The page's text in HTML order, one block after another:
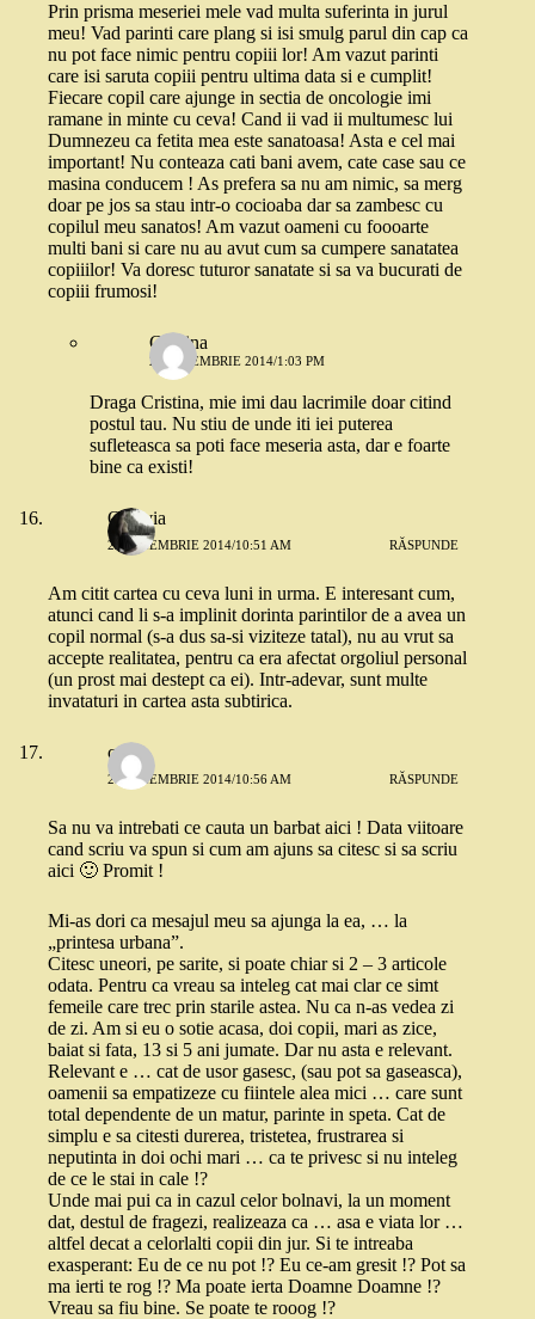
Prin prisma meseriei mele vad multa suferinta in jurul
meu! Vad parinti care plang si isi smulg parul din cap ca
nu pot face nimic pentru copiii lor! Am vazut parinti
care isi saruta copiii pentru ultima data si e cumplit!
Fiecare copil care ajunge in sectia de oncologie imi
ramane in minte cu ceva! Cand ii vad ii multumesc lui
Dumnezeu ca fetita mea este sanatoasa! Asta e cel mai
important! Nu conteaza cati bani avem, cate case sau ce
masina conducem ! As prefera sa nu am nimic, sa merg
doar pe jos sa stau intr-o cocioaba dar sa zambesc cu
copilul meu sanatos! Am vazut oameni cu foooarte
multi bani si care nu au avut cum sa cumpere sanatatea
copiiilor! Va doresc tuturor sanatate si sa va bucurati de
copiii frumosi!
Cristina
25 NOIEMBRIE 2014/1:03 PM
Draga Cristina, mie imi dau lacrimile doar citind
postul tau. Nu stiu de unde iti iei puterea
sufleteasca sa poti face meseria asta, dar e foarte
bine ca existi!
Octavia
25 NOIEMBRIE 2014/10:51 AM RĂSPUNDE
Am citit cartea cu ceva luni in urma. E interesant cum,
atunci cand li s-a implinit dorinta parintilor de a avea un
copil normal (s-a dus sa-si viziteze tatal), nu au vrut sa
accepte realitatea, pentru ca era afectat orgoliul personal
(un prost mai destept ca ei). Intr-adevar, sunt multe
invataturi in cartea asta subtirica.
cristi
25 NOIEMBRIE 2014/10:56 AM RĂSPUNDE
Sa nu va intrebati ce cauta un barbat aici ! Data viitoare
cand scriu va spun si cum am ajuns sa citesc si sa scriu
aici 🙂 Promit !
Mi-as dori ca mesajul meu sa ajunga la ea, … la
„printesa urbana”.
Citesc uneori, pe sarite, si poate chiar si 2 – 3 articole
odata. Pentru ca vreau sa inteleg cat mai clar ce simt
femeile care trec prin starile astea. Nu ca n-as vedea zi
de zi. Am si eu o sotie acasa, doi copii, mari as zice,
baiat si fata, 13 si 5 ani jumate. Dar nu asta e relevant.
Relevant e … cat de usor gasesc, (sau pot sa gaseasca),
oamenii sa empatizeze cu fiintele alea mici … care sunt
total dependente de un matur, parinte in speta. Cat de
simplu e sa citesti durerea, tristetea, frustrarea si
neputinta in doi ochi mari … ca te privesc si nu inteleg
de ce le stai in cale !?
Unde mai pui ca in cazul celor bolnavi, la un moment
dat, destul de fragezi, realizeaza ca … asa e viata lor …
altfel decat a celorlalti copii din jur. Si te intreaba
exasperant: Eu de ce nu pot !? Eu ce-am gresit !? Pot sa
ma ierti te rog !? Ma poate ierta Doamne Doamne !?
Vreau sa fiu bine. Se poate te rooog !?